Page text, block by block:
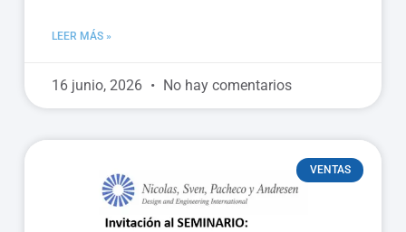
LEER MÁS »
16 junio, 2026 No hay comentarios
VENTAS